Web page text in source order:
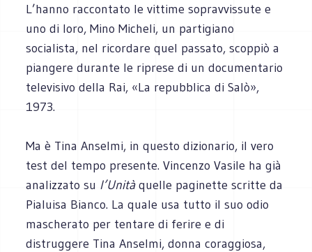
L’hanno raccontato le vittime sopravvissute e
uno di loro, Mino Micheli, un partigiano
socialista, nel ricordare quel passato, scoppiò a
piangere durante le riprese di un documentario
televisivo della Rai, «La repubblica di Salò»,
1973.
Ma è Tina Anselmi, in questo dizionario, il vero
test del tempo presente. Vincenzo Vasile ha già
analizzato su l’Unitàquelle paginette scritte da
Pialuisa Bianco. La quale usa tutto il suo odio
mascherato per tentare di ferire e di
distruggere Tina Anselmi, donna coraggiosa,